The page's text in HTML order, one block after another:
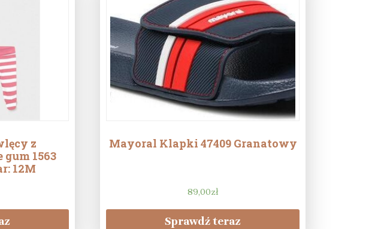
z
gum 1563
12M
Mayoral Klapki 47409 Granatowy
89,00zł
Sprawdź teraz